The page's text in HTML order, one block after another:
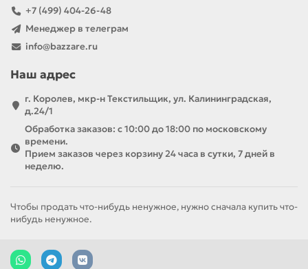
+7 (499) 404-26-48
Менеджер в телеграм
info@bazzare.ru
Наш адрес
г. Королев, мкр-н Текстильщик, ул. Калининградская,
д.24/1
Обработка заказов: с 10:00 до 18:00 по московскому
времени.
Прием заказов через корзину 24 часа в сутки, 7 дней в
неделю.
Чтобы продать что-нибудь ненужное, нужно сначала купить что-
нибудь ненужное.